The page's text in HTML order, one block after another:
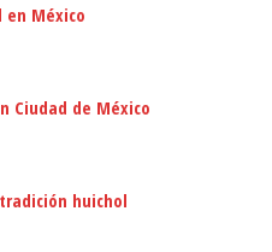
en México
Ciudad de México
huichol